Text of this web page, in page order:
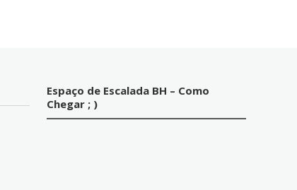
Espaço de Escalada BH – Como
Chegar ; )